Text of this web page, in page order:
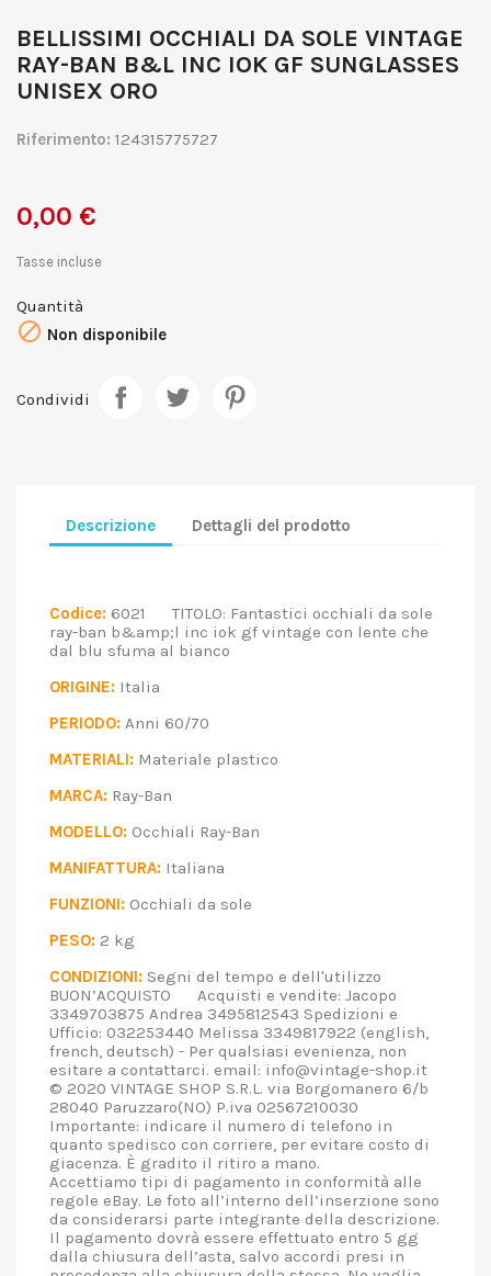
BELLISSIMI OCCHIALI DA SOLE VINTAGE
RAY-BAN B&L INC IOK GF SUNGLASSES
UNISEX ORO
Riferimento: 124315775727
0,00 €
Tasse incluse
Quantità
 Non disponibile
Condividi
Descrizione Dettagli del prodotto
Codice: 6021 TITOLO: Fantastici occhiali da sole
ray-ban b&amp;l inc iok gf vintage con lente che
dal blu sfuma al bianco
ORIGINE: Italia
PERIODO: Anni 60/70
MATERIALI: Materiale plastico
MARCA: Ray-Ban
MODELLO: Occhiali Ray-Ban
MANIFATTURA: Italiana
FUNZIONI: Occhiali da sole
PESO: 2 kg
CONDIZIONI: Segni del tempo e dell'utilizzo
BUON’ACQUISTO Acquisti e vendite: Jacopo
3349703875 Andrea 3495812543 Spedizioni e
Ufficio: 032253440 Melissa 3349817922 (english,
french, deutsch) - Per qualsiasi evenienza, non
esitare a contattarci. email: info@vintage-shop.it
© 2020 VINTAGE SHOP S.R.L. via Borgomanero 6/b
28040 Paruzzaro(NO) P.iva 02567210030
Importante: indicare il numero di telefono in
quanto spedisco con corriere, per evitare costo di
giacenza. È gradito il ritiro a mano.
Accettiamo tipi di pagamento in conformità alle
regole eBay. Le foto all’interno dell’inserzione sono
da considerarsi parte integrante della descrizione.
Il pagamento dovrà essere effettuato entro 5 gg
dalla chiusura dell’asta, salvo accordi presi in